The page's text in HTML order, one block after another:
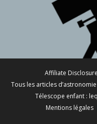
Affiliate Disclosure
Tous les articles d’astronomie
Télescope enfant :
Mentions légales